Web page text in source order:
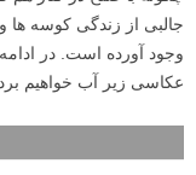
جالبی از زندگی کوسه ها
وجود آورده است. در
عکاسی زیر آب خواهیم برد.